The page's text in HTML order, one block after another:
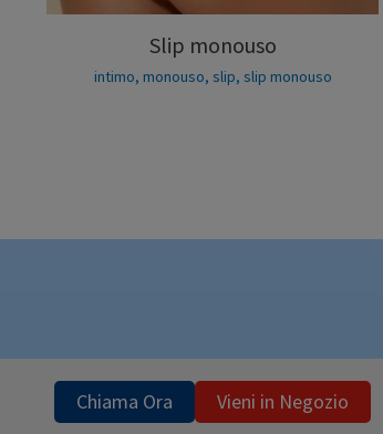
Slip monouso
intimo, monouso, slip, slip monouso
Chiama Ora Vieni in Negozio